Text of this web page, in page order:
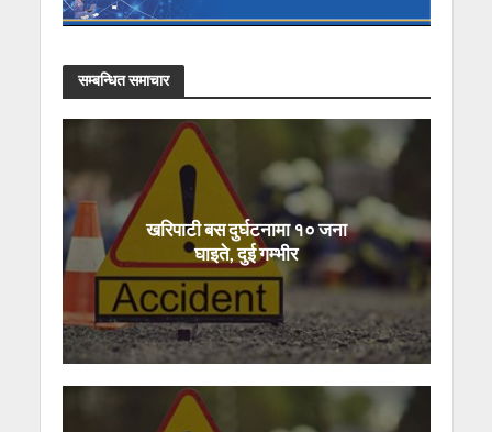
सम्बन्धित समाचार
खरिपाटी बस दुर्घटनामा १० जना
घाइते, दुई गम्भीर